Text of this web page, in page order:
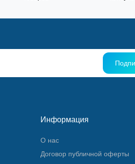
Информация
О нас
Договор публичной оферты